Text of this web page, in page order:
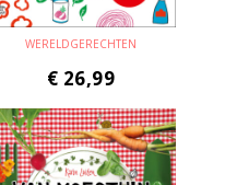
WERELDGERECHTEN
€ 26,99